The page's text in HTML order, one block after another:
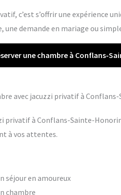
c’est s’offrir une expérience
une demande en mariage ou
une chambre à Conflans-
avec jacuzzi privatif à
privatif à Conflans-Sainte-
à vos attentes.
séjour en amoureux
chambre